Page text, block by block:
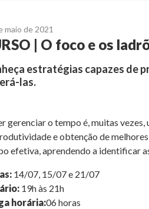
maio de 2021
| O foco e os
estratégias capazes de
las.
gerenciar o tempo é, muitas
e obtenção de
efetiva, aprendendo a identificar
14/07, 15/07 e 21/07
19h às 21h
horária:06 horas